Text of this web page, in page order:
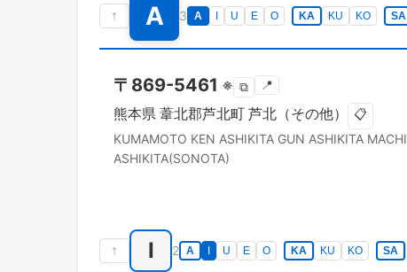
↑ A 3 A U E O KA KU KO SA
〒 869-5461 ※ ⧉ 📍
熊本県 葦北郡芦北町 芦北（その他） 📋
KUMAMOTO KEN ASHIKITA GUN ASHIKITA MACHI
ASHIKITA(SONOTA)
↑ I 2 A U E O KA KU KO SA